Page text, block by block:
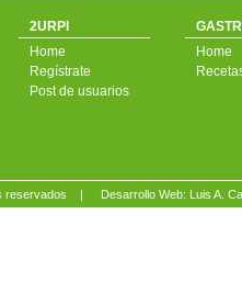
2URPI
Home
Regístrate
Post de usuarios
Home
reservados | Desarrollo Web: Luis